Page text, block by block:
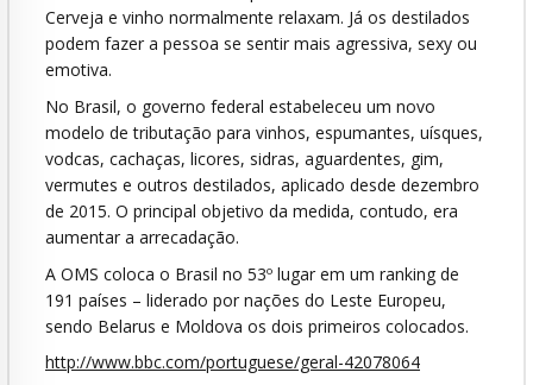
Cerveja e vinho normalmente relaxam. Já os destilados
podem fazer a pessoa se sentir mais agressiva, sexy ou
emotiva.
No Brasil, o governo federal estabeleceu um novo
modelo de tributação para vinhos, espumantes, uísques,
vodcas, cachaças, licores, sidras, aguardentes, gim,
vermutes e outros destilados, aplicado desde dezembro
de 2015. O principal objetivo da medida, contudo, era
aumentar a arrecadação.
A OMS coloca o Brasil no 53º lugar em um ranking de
191 países – liderado por nações do Leste Europeu,
sendo Belarus e Moldova os dois primeiros colocados.
http://www.bbc.com/portuguese/geral-42078064